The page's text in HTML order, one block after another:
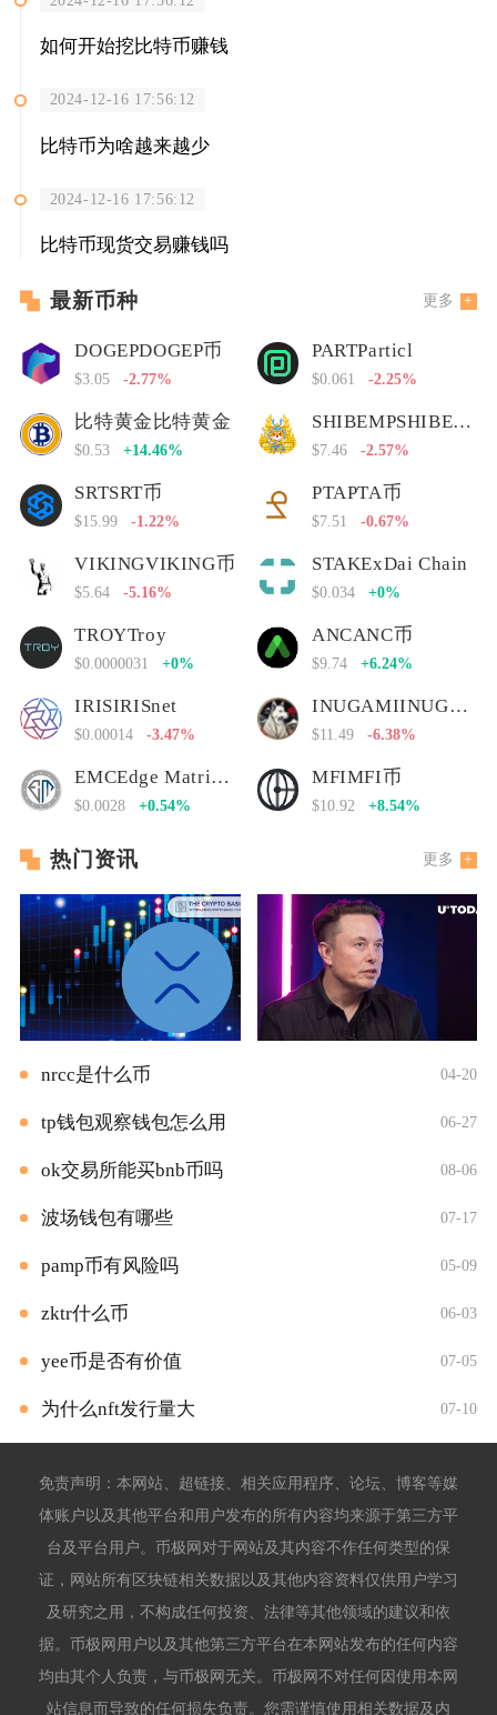
如何开始挖比特币赚钱
2024-12-16 17:56:12
比特币为啥越来越少
2024-12-16 17:56:12
比特币现货交易赚钱吗
最新币种 更多
DOGEPDOGEP币
$3.05 -2.77%
PARTParticl
$0.061 -2.25%
比特黄金比特黄金
$0.53 +14.46%
SHIBEMPSHIBEMP币
$7.46 -2.57%
SRTSRT币
$15.99 -1.22%
PTAPTA币
$7.51 -0.67%
VIKINGVIKING币
$5.64 -5.16%
STAKExDai Chain
$0.034 +0%
TROYTroy
$0.0000031 +0%
ANCANC币
$9.74 +6.24%
IRISIRISnet
$0.00014 -3.47%
INUGAMIINUGAMI币
$11.49 -6.38%
EMCEdge Matrix Chain
$0.0028 +0.54%
MFIMFI币
$10.92 +8.54%
热门资讯 更多
nrcc是什么币 04-20
tp钱包观察钱包怎么用 06-27
ok交易所能买bnb币吗 08-06
波场钱包有哪些 07-17
pamp币有风险吗 05-09
zktr什么币 06-03
yee币是否有价值 07-05
为什么nft发行量大 07-10
免责声明：本网站、超链接、相关应用程序、论坛、博客等媒
体账户以及其他平台和用户发布的所有内容均来源于第三方平
台及平台用户。币极网对于网站及其内容不作任何类型的保
证，网站所有区块链相关数据以及其他内容资料仅供用户学习
及研究之用，不构成任何投资、法律等其他领域的建议和依
据。币极网用户以及其他第三方平台在本网站发布的任何内容
均由其个人负责，与币极网无关。币极网不对任何因使用本网
站信息而导致的任何损失负责。您需谨慎使用相关数据及内